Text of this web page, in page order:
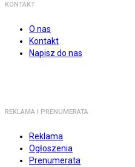
KONTAKT
O nas
Kontakt
Napisz do nas
REKLAMA I PRENUMERATA
Reklama
Ogłoszenia
Prenumerata